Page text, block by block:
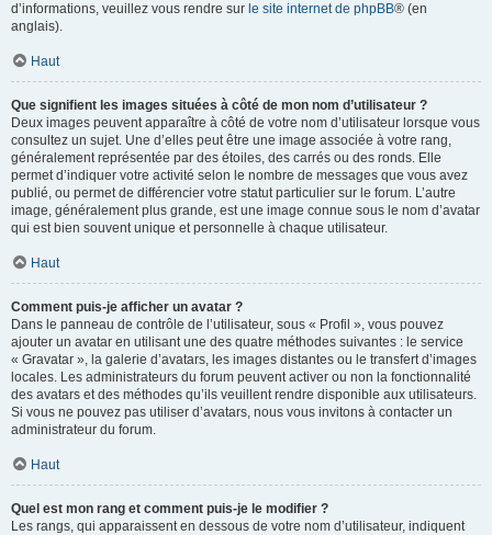
d’informations, veuillez vous rendre sur le site internet de phpBB® (en
anglais).
Haut
Que signifient les images situées à côté de mon nom d’utilisateur ?
Deux images peuvent apparaître à côté de votre nom d’utilisateur lorsque vous
consultez un sujet. Une d’elles peut être une image associée à votre rang,
généralement représentée par des étoiles, des carrés ou des ronds. Elle
permet d’indiquer votre activité selon le nombre de messages que vous avez
publié, ou permet de différencier votre statut particulier sur le forum. L’autre
image, généralement plus grande, est une image connue sous le nom d’avatar
qui est bien souvent unique et personnelle à chaque utilisateur.
Haut
Comment puis-je afficher un avatar ?
Dans le panneau de contrôle de l’utilisateur, sous « Profil », vous pouvez
ajouter un avatar en utilisant une des quatre méthodes suivantes : le service
« Gravatar », la galerie d’avatars, les images distantes ou le transfert d’images
locales. Les administrateurs du forum peuvent activer ou non la fonctionnalité
des avatars et des méthodes qu’ils veuillent rendre disponible aux utilisateurs.
Si vous ne pouvez pas utiliser d’avatars, nous vous invitons à contacter un
administrateur du forum.
Haut
Quel est mon rang et comment puis-je le modifier ?
Les rangs, qui apparaissent en dessous de votre nom d’utilisateur, indiquent